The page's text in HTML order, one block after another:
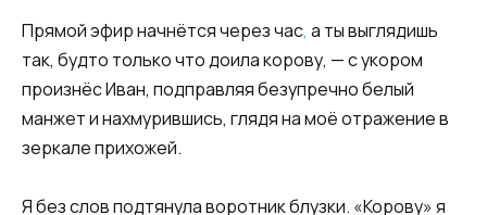
Прямой эфир начнётся через час, а ты выглядишь
так, будто только что доила корову, — с укором
произнёс Иван, подправляя безупречно белый
манжет и нахмурившись, глядя на моё отражение в
зеркале прихожей.
Я без слов подтянула воротник блузки. «Корову» я